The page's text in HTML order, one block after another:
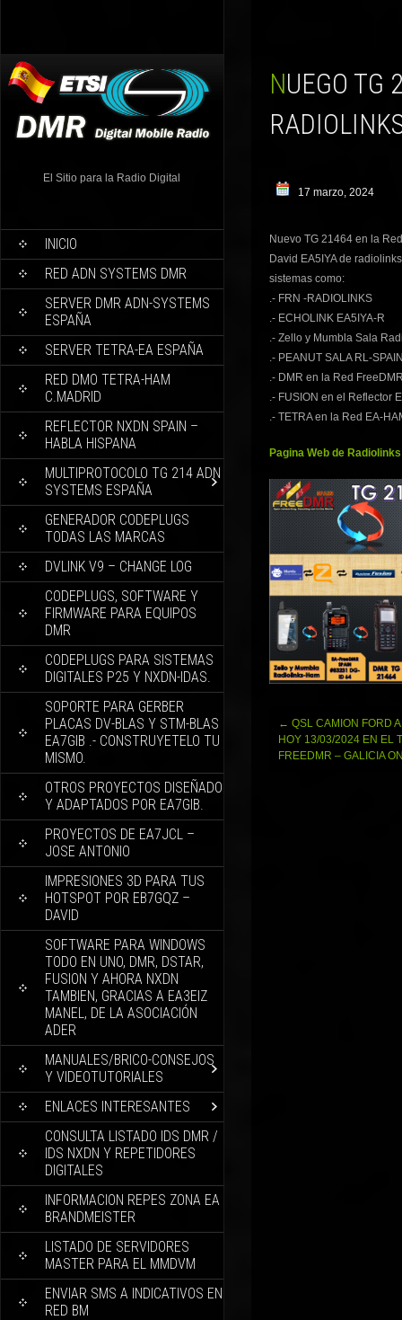
El Sitio para la Radio Digital
INICIO
RED ADN SYSTEMS DMR
SERVER DMR ADN-SYSTEMS
ESPAÑA
SERVER TETRA-EA ESPAÑA
RED DMO TETRA-HAM
C.MADRID
REFLECTOR NXDN SPAIN –
HABLA HISPANA
MULTIPROTOCOLO TG 214 ADN
SYSTEMS ESPAÑA
GENERADOR CODEPLUGS
TODAS LAS MARCAS
DVLINK V9 – CHANGE LOG
CODEPLUGS, SOFTWARE Y
FIRMWARE PARA EQUIPOS
DMR
CODEPLUGS PARA SISTEMAS
DIGITALES P25 Y NXDN-IDAS.
SOPORTE PARA GERBER
PLACAS DV-BLAS Y STM-BLAS
EA7GIB .- CONSTRUYETELO TU
MISMO.
OTROS PROYECTOS DISEÑADO
Y ADAPTADOS POR EA7GIB.
PROYECTOS DE EA7JCL –
JOSE ANTONIO
IMPRESIONES 3D PARA TUS
HOTSPOT POR EB7GQZ –
DAVID
SOFTWARE PARA WINDOWS
TODO EN UNO, DMR, DSTAR,
FUSION Y AHORA NXDN
TAMBIEN, GRACIAS A EA3EIZ
MANEL, DE LA ASOCIACIÓN
ADER
MANUALES/BRICO-CONSEJOS
Y VIDEOTUTORIALES
ENLACES INTERESANTES
CONSULTA LISTADO IDS DMR /
IDS NXDN Y REPETIDORES
DIGITALES
INFORMACION REPES ZONA EA
BRANDMEISTER
LISTADO DE SERVIDORES
MASTER PARA EL MMDVM
ENVIAR SMS A INDICATIVOS EN
RED BM
NUEGO TG 21464 EN LA RED FREEDMR ESPAÑA,
17 marzo, 2024
Nuevo TG 21464 en la
David EA5IYA de
sistemas como:
.- FRN -RADIOLINKS
.- ECHOLINK EA5IYA-R
.- Zello y Mumbla Sala
.- PEANUT SALA RL-
.- DMR en la Red
.- FUSION en el Reflector
.- TETRA en la Red EA-
Pagina Web de
Navegación
de
entradas
← QSL CAMION FORD
HOY 13/03/2024 EN EL
FREEDMR – GALICIA